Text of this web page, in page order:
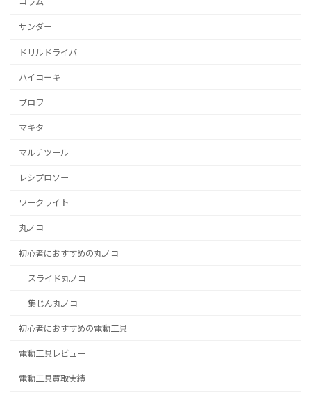
サンダー
ドリルドライバ
ハイコーキ
ブロワ
マキタ
マルチツール
レシプロソー
ワークライト
丸ノコ
初心者におすすめの丸ノコ
スライド丸ノコ
集じん丸ノコ
初心者におすすめの電動工具
電動工具レビュー
電動工具買取実績